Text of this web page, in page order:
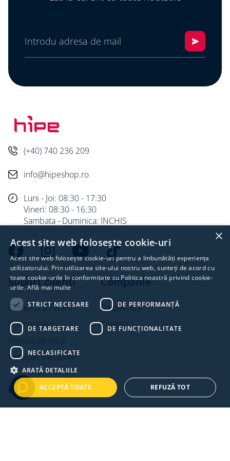
Beneficii:
Producție solară ridicată cu tehnologie de ultimă
generație
Compatibilitate completă între componente
Performanță fiabilă, ideală pentru proiecte
rezidențiale sau comerciale
(+40) 740 236 209
info@hipeshop.ro
Luni - Joi: 08:30 - 17:30
Vineri: 08:30 - 16:30
Sambata - Duminica: INCHIS
Suport clienti
Comenzi si livrare
Cum platesc
Politica de retur
Intrebari frecvente
Companie
Despre noi
Contact
Legal
×
Acest site web folosește cookie-uri
Acest site web folosește cookie-uri pentru a îmbunătăți experiența
utilizatorului. Prin utilizarea site-ului nostru web, sunteți de acord cu
toate cookie-urile în conformitate cu Politica noastră privind cookie-
urile.Află mai multe
STRICT NECESARE
DE PERFORMANȚĂ
DE TARGETARE DE FUNCŢIONALITATE
NECLASIFICATE
ARATĂ DETALIILE
ACCEPTĂ TOATE
REFUZĂ TOT